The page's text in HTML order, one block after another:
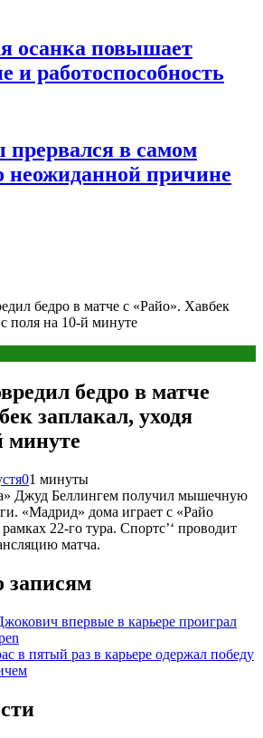
осанка повышает
и работоспособность
прервался в самом
неожиданной причине
бедро в матче с «Райо». Хавбек
с поля на 10-й минуте
бедро в матче
заплакал, уходя
минуте
01 минуты
Джуд Беллингем получил мышечную
«Мадрид» дома играет с «Райо
22-го тура. Спортс’‘ проводит
матча.
записям
впервые в карьере проиграл
в пятый раз в карьере одержал победу